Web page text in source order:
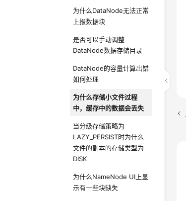
为什么DataNode无法正常
上报数据块
是否可以手动调整
DataNode数据存储目录
DataNode的容量计算出错
如何处理
为什么存储小文件过程
中，缓存中的数据会丢失
当分级存储策略为
LAZY_PERSIST时为什么
文件的副本的存储类型为
DISK
为什么NameNode UI上显
示有一些块缺失